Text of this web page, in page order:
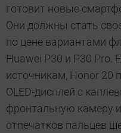
готовит новые
Они должны стать
по цене вариантами
Huawei P30 и P30 Pro.
источникам, Honor 20
OLED-дисплей с
фронтальную камеру
отпечатков пальцев